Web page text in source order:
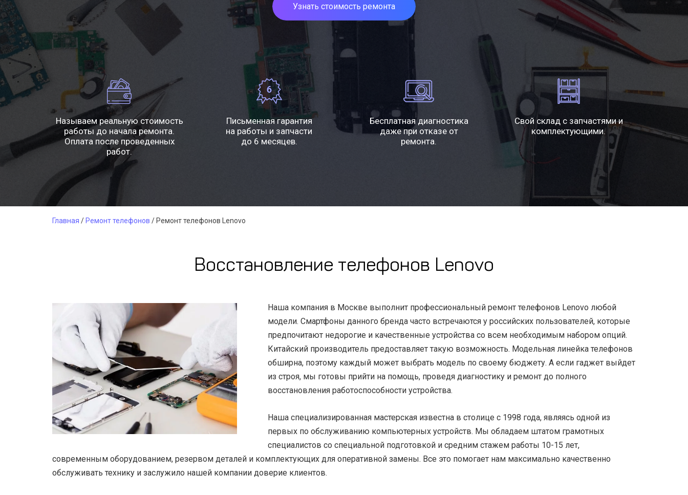
Узнать стоимость ремонта
Называем реальную стоимость
работы до начала ремонта.
Оплата после проведенных
работ.
Письменная гарантия
на работы и запчасти
до 6 месяцев.
Бесплатная диагностика
даже при отказе от
ремонта.
Свой склад с запчастями и
комплектующими.
Главная / Ремонт телефонов / Ремонт телефонов Lenovo
Восстановление телефонов Lenovo
Наша компания в Москве выполнит профессиональный ремонт телефонов Lenovo любой
модели. Смартфоны данного бренда часто встречаются у российских пользователей, которые
предпочитают недорогие и качественные устройства со всем необходимым набором опций.
Китайский производитель предоставляет такую возможность. Модельная линейка телефонов
обширна, поэтому каждый может выбрать модель по своему бюджету. А если гаджет выйдет
из строя, мы готовы прийти на помощь, проведя диагностику и ремонт до полного
восстановления работоспособности устройства.
Наша специализированная мастерская известна в столице с 1998 года, являясь одной из
первых по обслуживанию компьютерных устройств. Мы обладаем штатом грамотных
специалистов со специальной подготовкой и средним стажем работы 10-15 лет,
современным оборудованием, резервом деталей и комплектующих для оперативной замены. Все это помогает нам максимально качественно
обслуживать технику и заслужило нашей компании доверие клиентов.